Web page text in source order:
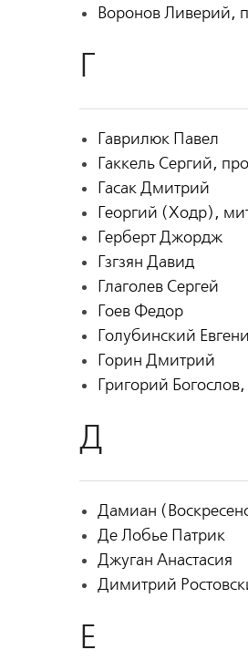
Воронов Ливерий,
Г
Гаврилюк Павел
Гаккель Сергий,
Гасак Дмитрий
Георгий (Ходр),
Герберт Джордж
Гзгзян Давид
Глаголев Сергей
Гоев Федор
Голубинский
Горин Дмитрий
Григорий Богослов,
Д
Дамиан
Де Лобье Патрик
Джуган Анастасия
Димитрий
Е